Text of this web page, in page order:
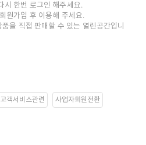
시 한번 로그인 해주세요.
원가입 후 이용해 주세요.
을 직접 판매할 수 있는 열린공간입니
고객서비스관련 사업자회원전환